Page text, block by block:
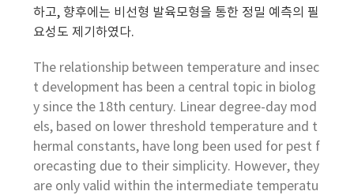
하고, 향후에는 비선형 발육모형을 통한 정밀 예측의 필
요성도 제기하였다.
The relationship between temperature and insec
t development has been a central topic in biolog
y since the 18th century. Linear degree-day mod
els, based on lower threshold temperature and t
hermal constants, have long been used for pest f
orecasting due to their simplicity. However, they
are only valid within the intermediate temperatu